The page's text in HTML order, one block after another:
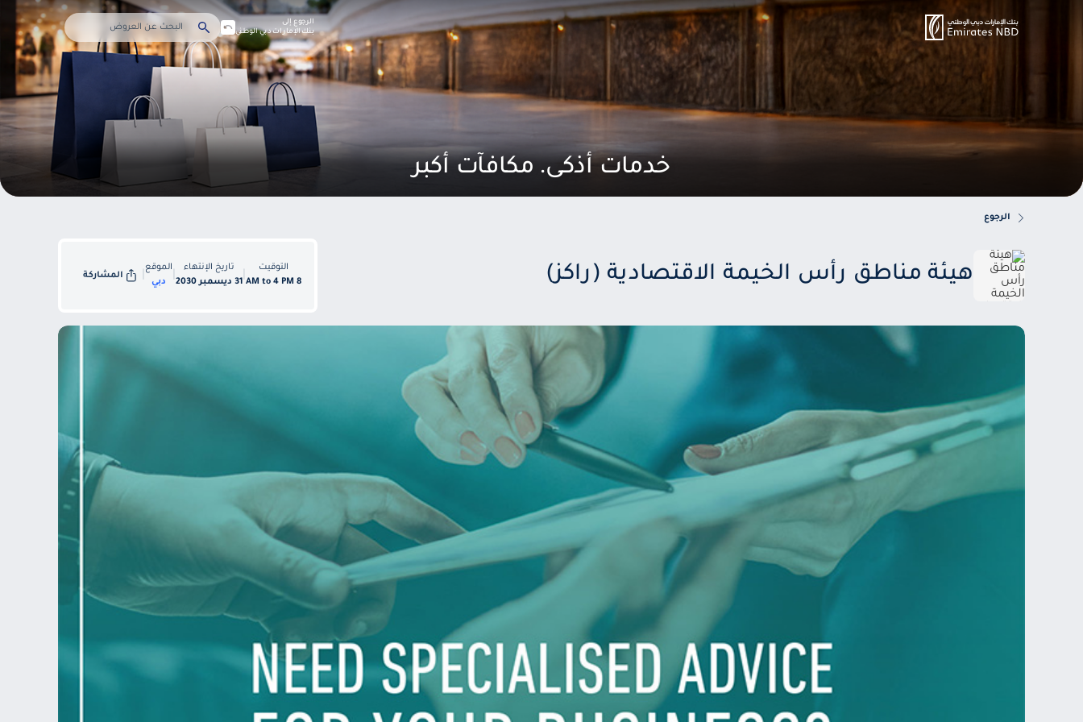
خدمات أذكى. مكافآت أكبر
الرجوع إلى
بنك الإمارات دبي الوطني
الرجوع
هيئة مناطق رأس الخيمة الاقتصادية (راكز)
التوقيت
8 AM to 4 PM
تاريخ الإنتهاء
31 ديسمبر 2030
الموقع
دبي
المشاركة